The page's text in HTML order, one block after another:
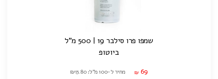
שמפו פרו סילבר 19 | 500 מ"ל
ביוטופ
₪ 69 מחיר ל-100 מ"ל: ₪13.80